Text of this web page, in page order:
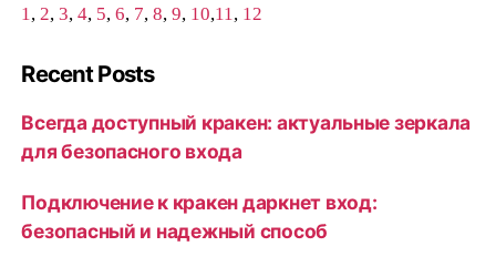
1 , 2,3,4, 5,6, 7,8,9, 10,11 , 12
Recent Posts
Всегда доступный кракен: актуальные зеркала
для безопасного входа
Подключение к кракен даркнет вход:
безопасный и надежный способ